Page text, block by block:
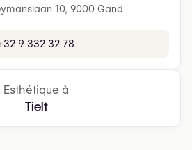
10, 9000 Gand
9 332 32 78
Esthétique à
Tielt